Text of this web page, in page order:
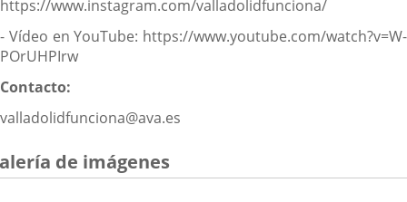
https://www.instagram.com/valladolidfunciona/
- Vídeo en YouTube: https://www.youtube.com/watch?v=W-
POrUHPIrw
Contacto:
valladolidfunciona@ava.es
de imágenes